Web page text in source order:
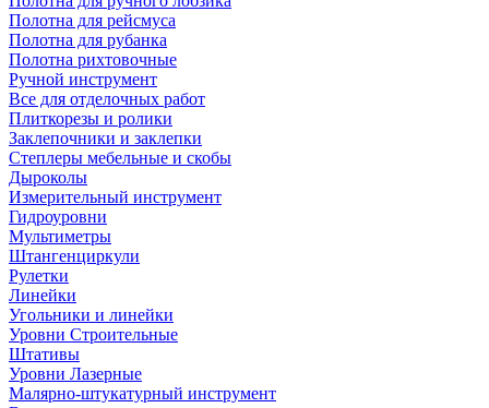
Полотна для рейсмуса
Полотна для рубанка
Полотна рихтовочные
Ручной инструмент
Все для отделочных работ
Плиткорезы и ролики
Заклепочники и заклепки
Степлеры мебельные и скобы
Дыроколы
Измерительный инструмент
Гидроуровни
Мультиметры
Штангенциркули
Рулетки
Линейки
Угольники и линейки
Уровни Строительные
Штативы
Уровни Лазерные
Малярно-штукатурный инструмент